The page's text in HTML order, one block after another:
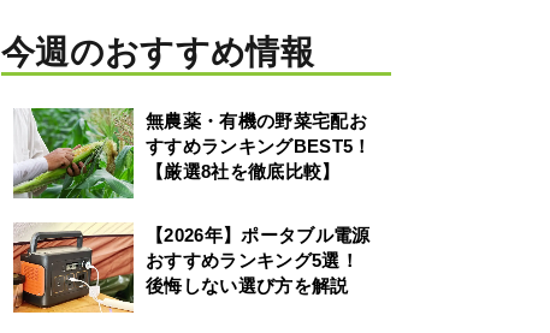
今週のおすすめ情報
無農薬・有機の野菜宅配お
すすめランキングBEST5！
【厳選8社を徹底比較】
【2026年】ポータブル電源
おすすめランキング5選！
後悔しない選び方を解説